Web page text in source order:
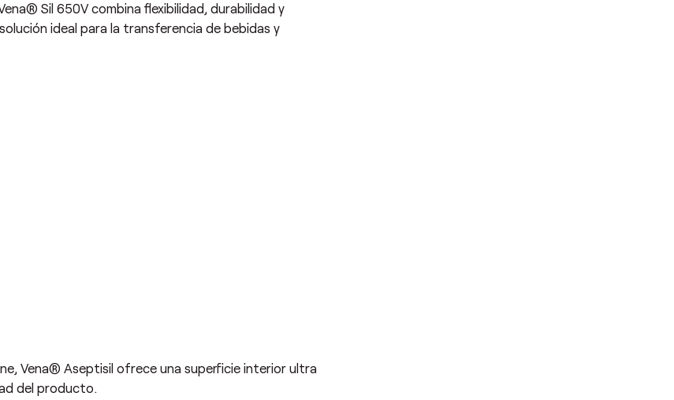
Sil 650V combina flexibilidad, durabilidad y
ideal para la transferencia de bebidas y
Vena® Aseptisil ofrece una superficie interior ultra
del producto.